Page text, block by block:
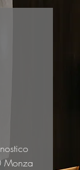
Monza